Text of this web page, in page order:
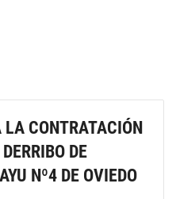
CONTRATACIÓN
DE
Nº4 DE OVIEDO